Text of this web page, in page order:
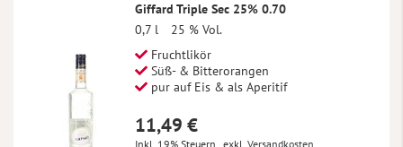
Giffard Triple Sec 25% 0.70
0,7 l
25 % Vol.
Fruchtlikör
Süß- & Bitterorangen
pur auf Eis & als Aperitif
11,49 €
Inkl. 19% Steuern exkl. Versandkosten